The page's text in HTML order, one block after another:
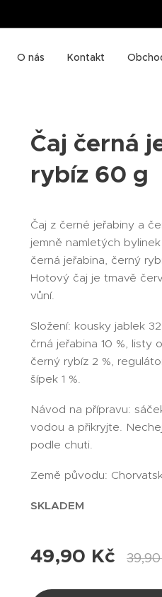
O nás Kontakt
Čaj černá
rybíz 60 g
Čaj z černé jeřabiny a
jemně namletých
černá jeřabina, černý
Hotový čaj je tmavě
vůní.
Složení: kousky jablek 32
črná jeřabina 10 %, listy
černý rybíz 2 %,
šípek 1 %.
Návod na přípravu:
vodou a přikryjte.
podle chuti.
Země původu:
SKLADEM
49,90 Kč 39,90